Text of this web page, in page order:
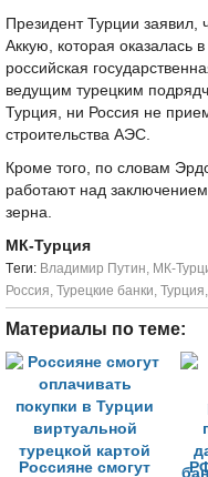
Президент Турции заявил,
Аккую, которая оказалась
российская
ведущим турецким
Турция, ни Россия не
строительства АЭС.
Кроме того, по словам
работают над
зерна.
МК-Турция
Tеги: Владимир Путин, МК-
Россия, Турецкие банки, Турция,
Материалы по теме:
Россияне смогут